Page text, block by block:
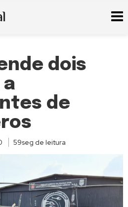
dois
de
59seg de leitura